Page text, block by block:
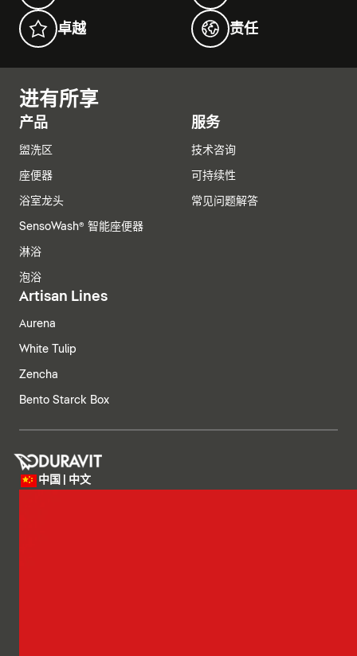
卓越 责任
进有所享
产品
盥洗区
座便器
浴室龙头
SensoWash® 智能座便器
淋浴
泡浴
服务
技术咨询
可持续性
常见问题解答
Artisan Lines
Aurena
White Tulip
Zencha
Bento Starck Box
中国 | 中文